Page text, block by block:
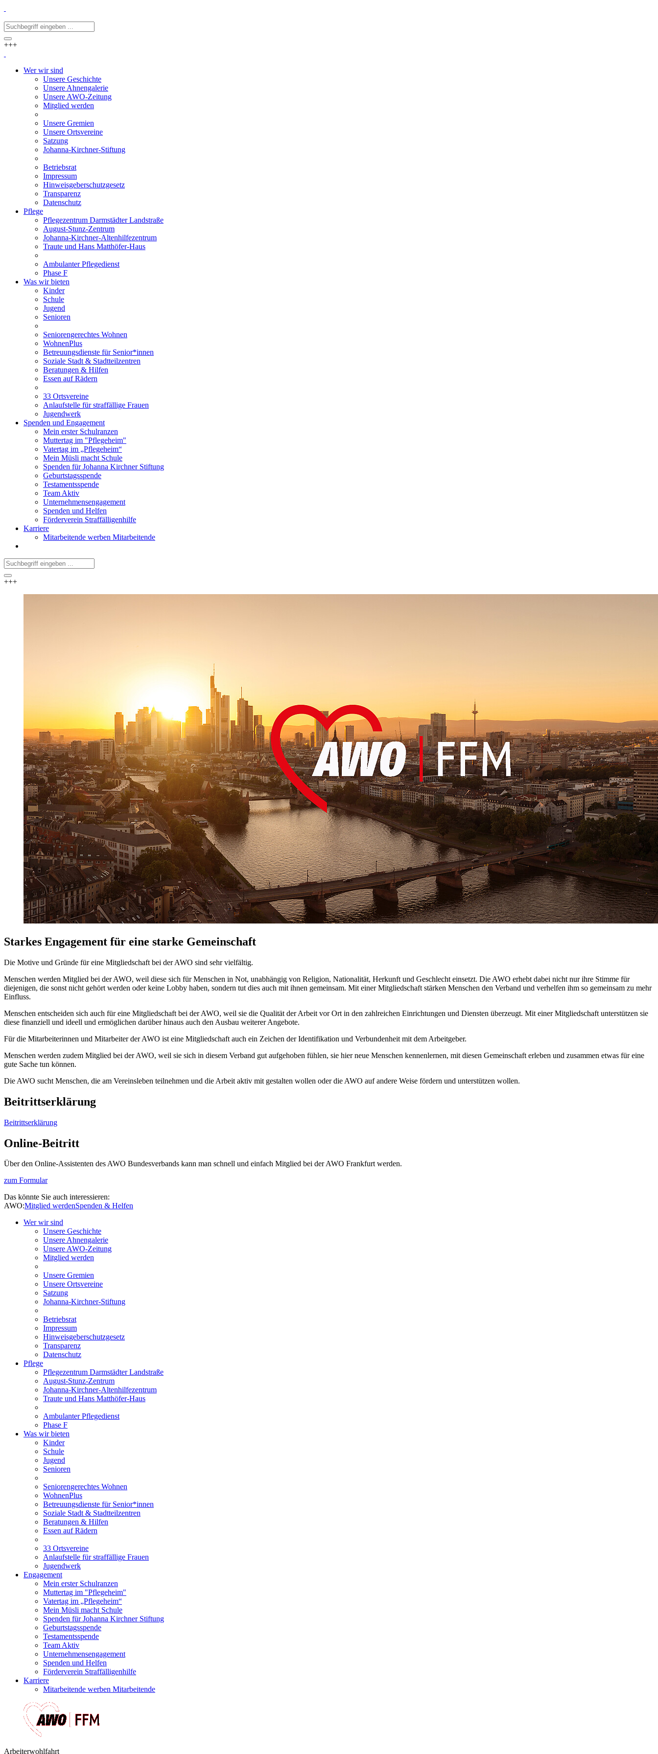
+++
Wer wir sind
Unsere Geschichte
Unsere Ahnengalerie
Unsere AWO-Zeitung
Mitglied werden
Unsere Gremien
Unsere Ortsvereine
Satzung
Johanna-Kirchner-Stiftung
Betriebsrat
Impressum
Hinweisgeberschutzgesetz
Transparenz
Datenschutz
Pflege
Pflegezentrum Darmstädter Landstraße
August-Stunz-Zentrum
Johanna-Kirchner-Altenhilfezentrum
Traute und Hans Matthöfer-Haus
Ambulanter Pflegedienst
Phase F
Was wir bieten
Kinder
Schule
Jugend
Senioren
Seniorengerechtes Wohnen
WohnenPlus
Betreuungsdienste für Senior*innen
Soziale Stadt & Stadtteilzentren
Beratungen & Hilfen
Essen auf Rädern
33 Ortsvereine
Anlaufstelle für straffällige Frauen
Jugendwerk
Spenden und Engagement
Mein erster Schulranzen
Muttertag im "Pflegeheim"
Vatertag im „Pflegeheim“
Mein Müsli macht Schule
Spenden für Johanna Kirchner Stiftung
Geburtstagsspende
Testamentsspende
Team Aktiv
Unternehmensengagement
Spenden und Helfen
Förderverein Straffälligenhilfe
Karriere
Mitarbeitende werben Mitarbeitende
+++
Starkes Engagement für eine starke Gemeinschaft
Die Motive und Gründe für eine Mitgliedschaft bei der AWO sind sehr vielfältig.
Menschen werden Mitglied bei der AWO, weil diese sich für Menschen in Not, unabhängig von Religion, Nationalität, Herkunft und Geschlecht einsetzt. Die AWO erhebt dabei nicht nur ihre Stimme für
diejenigen, die sonst nicht gehört werden oder keine Lobby haben, sondern tut dies auch mit ihnen gemeinsam. Mit einer Mitgliedschaft stärken Menschen den Verband und verhelfen ihm so gemeinsam zu mehr
Einfluss.
Menschen entscheiden sich auch für eine Mitgliedschaft bei der AWO, weil sie die Qualität der Arbeit vor Ort in den zahlreichen Einrichtungen und Diensten überzeugt. Mit einer Mitgliedschaft unterstützen sie
diese finanziell und ideell und ermöglichen darüber hinaus auch den Ausbau weiterer Angebote.
Für die Mitarbeiterinnen und Mitarbeiter der AWO ist eine Mitgliedschaft auch ein Zeichen der Identifikation und Verbundenheit mit dem Arbeitgeber.
Menschen werden zudem Mitglied bei der AWO, weil sie sich in diesem Verband gut aufgehoben fühlen, sie hier neue Menschen kennenlernen, mit diesen Gemeinschaft erleben und zusammen etwas für eine
gute Sache tun können.
Die AWO sucht Menschen, die am Vereinsleben teilnehmen und die Arbeit aktiv mit gestalten wollen oder die AWO auf andere Weise fördern und unterstützen wollen.
Beitrittserklärung
Beitrittserklärung
Online-Beitritt
Über den Online-Assistenten des AWO Bundesverbands kann man schnell und einfach Mitglied bei der AWO Frankfurt werden.
zum Formular
Das könnte Sie auch interessieren:
AWO:Mitglied werdenSpenden & Helfen
Wer wir sind
Unsere Geschichte
Unsere Ahnengalerie
Unsere AWO-Zeitung
Mitglied werden
Unsere Gremien
Unsere Ortsvereine
Satzung
Johanna-Kirchner-Stiftung
Betriebsrat
Impressum
Hinweisgeberschutzgesetz
Transparenz
Datenschutz
Pflege
Pflegezentrum Darmstädter Landstraße
August-Stunz-Zentrum
Johanna-Kirchner-Altenhilfezentrum
Traute und Hans Matthöfer-Haus
Ambulanter Pflegedienst
Phase F
Was wir bieten
Kinder
Schule
Jugend
Senioren
Seniorengerechtes Wohnen
WohnenPlus
Betreuungsdienste für Senior*innen
Soziale Stadt & Stadtteilzentren
Beratungen & Hilfen
Essen auf Rädern
33 Ortsvereine
Anlaufstelle für straffällige Frauen
Jugendwerk
Engagement
Mein erster Schulranzen
Muttertag im "Pflegeheim"
Vatertag im „Pflegeheim“
Mein Müsli macht Schule
Spenden für Johanna Kirchner Stiftung
Geburtstagsspende
Testamentsspende
Team Aktiv
Unternehmensengagement
Spenden und Helfen
Förderverein Straffälligenhilfe
Karriere
Mitarbeitende werben Mitarbeitende
Arbeiterwohlfahrt